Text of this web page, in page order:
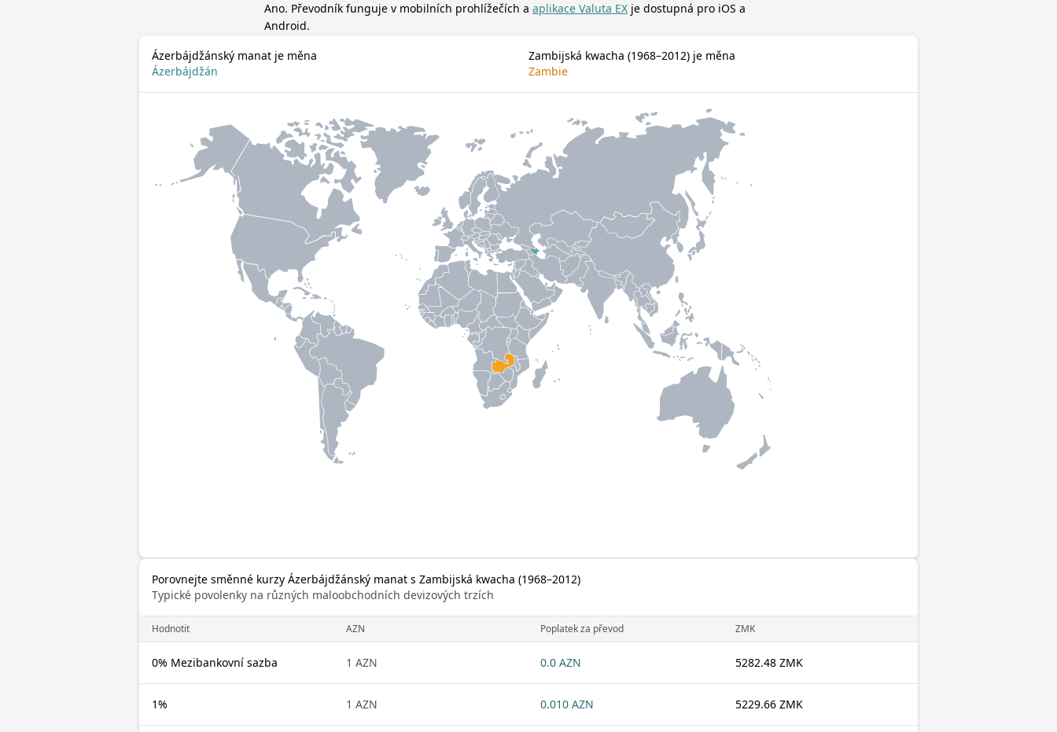
Ano. Převodník funguje v mobilních prohlížečích a aplikace Valuta EX je dostupná pro iOS a
Android.
Ázerbájdžánský manat je měna
Ázerbájdžán
Zambijská kwacha (1968–2012) je měna
Zambie
Porovnejte směnné kurzy Ázerbájdžánský manat s Zambijská kwacha (1968–2012)
Typické povolenky na různých maloobchodních devizových trzích
Hodnotit AZN Poplatek za převod ZMK
0% Mezibankovní sazba 1 AZN 0.0 AZN 5282.48 ZMK
1% 1 AZN 0.010 AZN 5229.66 ZMK